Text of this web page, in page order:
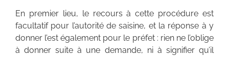
En premier lieu, le recours à cette procédure est
facultatif pour l’autorité de saisine, et la réponse à y
donner l’est également pour le préfet : rien ne l’oblige
à donner suite à une demande, ni à signifier qu’il